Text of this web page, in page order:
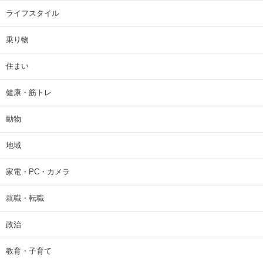
ライフスタイル
乗り物
住まい
健康・筋トレ
動物
地域
家電・PC・カメラ
就職・転職
政治
教育・子育て